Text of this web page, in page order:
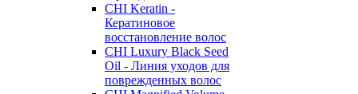
CHI Keratin -
Кератиновое
восстановление волос
CHI Luxury Black Seed
Oil - Линия уходов для
поврежденных волос